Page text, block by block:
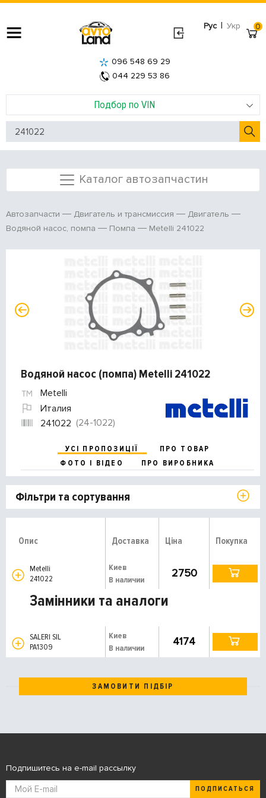
Рус | Укр
Подбор по VIN
096 548 69 29
044 229 53 86
0
Каталог автозапчастин
Автозапчасти Двигатель и трансмиссия
Двигатель
Водяной насос, помпа
Помпа Metelli 241022
Водяной насос (помпа) Metelli 241022
Metelli
Италия
241022 (24-1022)
УСІ ПРОПОЗИЦІЇ
ПРО ТОВАР
ФОТО І ВІДЕО
ПРО ВИРОБНИКА
Фільтри та сортування
Опис Доставка Ціна Покупка
Metelli
241022
Киев
В наличии
2750
Замінники та аналоги
SALERI SIL
PA1309
Киев
В наличии
4174
ЗАМОВИТИ ПІДБІР
Подпишитесь на e-mail рассылку
ПОДПИСАТЬСЯ